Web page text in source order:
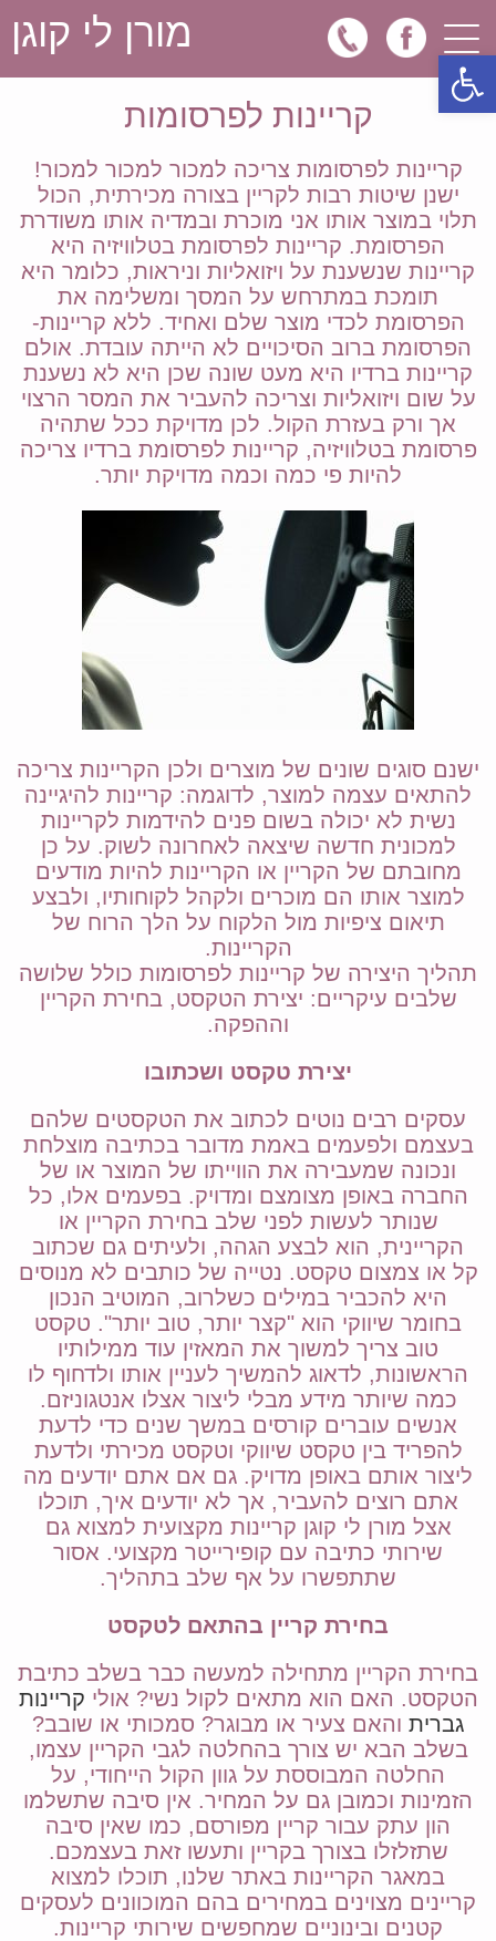
פתח סרגל נגישות
מורן לי קוגן
דף בית
קריינות למצגות וסרטי תדמית
קריינות למרכזיות וביזנספון
מאמרים
קריינות לפרסומות
קריינות לפרסומות צריכה למכור למכור למכור!
ישנן שיטות רבות לקריין בצורה מכירתית, הכול
תלוי במוצר אותו אני מוכרת ובמדיה אותו משודרת
הפרסומת. קריינות לפרסומת בטלוויזיה היא
קריינות שנשענת על ויזואליות וניראות, כלומר היא
תומכת במתרחש על המסך ומשלימה את
הפרסומת לכדי מוצר שלם ואחיד. ללא קריינות-
הפרסומת ברוב הסיכויים לא הייתה עובדת. אולם
קריינות ברדיו היא מעט שונה שכן היא לא נשענת
על שום ויזואליות וצריכה להעביר את המסר הרצוי
אך ורק בעזרת הקול. לכן מדויקת ככל שתהיה
פרסומת בטלוויזיה, קריינות לפרסומת ברדיו צריכה
להיות פי כמה וכמה מדויקת יותר.
ישנם סוגים שונים של מוצרים ולכן הקריינות צריכה
להתאים עצמה למוצר, לדוגמה: קריינות להיגיינה
נשית לא יכולה בשום פנים להידמות לקריינות
למכונית חדשה שיצאה לאחרונה לשוק. על כן
מחובתם של הקריין או הקריינות להיות מודעים
למוצר אותו הם מוכרים ולקהל לקוחותיו, ולבצע
תיאום ציפיות מול הלקוח על הלך הרוח של
הקריינות.
תהליך היצירה של קריינות לפרסומות כולל שלושה
שלבים עיקריים: יצירת הטקסט, בחירת הקריין
וההפקה.
יצירת טקסט ושכתובו
עסקים רבים נוטים לכתוב את הטקסטים שלהם
בעצמם ולפעמים באמת מדובר בכתיבה מוצלחת
ונכונה שמעבירה את הווייתו של המוצר או של
החברה באופן מצומצם ומדויק. בפעמים אלו, כל
שנותר לעשות לפני שלב בחירת הקריין או
הקריינית, הוא לבצע הגהה, ולעיתים גם שכתוב
קל או צמצום טקסט. נטייה של כותבים לא מנוסים
היא להכביר במילים כשלרוב, המוטיב הנכון
בחומר שיווקי הוא "קצר יותר, טוב יותר". טקסט
טוב צריך למשוך את המאזין עוד ממילותיו
הראשונות, לדאוג להמשיך לעניין אותו ולדחוף לו
כמה שיותר מידע מבלי ליצור אצלו אנטגוניזם.
אנשים עוברים קורסים במשך שנים כדי לדעת
להפריד בין טקסט שיווקי וטקסט מכירתי ולדעת
ליצור אותם באופן מדויק. גם אם אתם יודעים מה
אתם רוצים להעביר, אך לא יודעים איך, תוכלו
אצל מורן לי קוגן קריינות מקצועית למצוא גם
שירותי כתיבה עם קופירייטר מקצועי. אסור
שתתפשרו על אף שלב בתהליך.
בחירת קריין בהתאם לטקסט
בחירת הקריין מתחילה למעשה כבר בשלב כתיבת
הטקסט. האם הוא מתאים לקול נשי? אולי קריינות
גברית והאם צעיר או מבוגר? סמכותי או שובב?
בשלב הבא יש צורך בהחלטה לגבי הקריין עצמו,
החלטה המבוססת על גוון הקול הייחודי, על
הזמינות וכמובן גם על המחיר. אין סיבה שתשלמו
הון עתק עבור קריין מפורסם, כמו שאין סיבה
שתזלזלו בצורך בקריין ותעשו זאת בעצמכם.
במאגר הקריינות באתר שלנו, תוכלו למצוא
קריינים מצוינים במחירים בהם המוכוונים לעסקים
קטנים ובינוניים שמחפשים שירותי קריינות.